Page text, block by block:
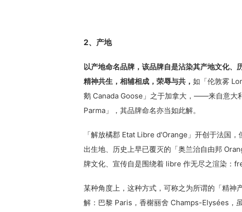
2、产地
以产地命名品牌，该品牌自是沾染其产地文化
精神共生，相辅相成，荣辱与共， 如「伦敦雾
鹅 Canada Goose」之于加拿大，——来自意大
Parma」，其品牌命名亦当如此解。
「解放橘郡 Etat Libre d'Orange」开创于法国
出生地、历史上早已覆灭的「奥兰治自由邦
牌文化、宣传自是围绕着 libre 作无尽之渲染：
某种角度上，这种方式，可称之为所谓的「精
解：巴黎 Paris，香榭丽舍 Champs-Elysées，